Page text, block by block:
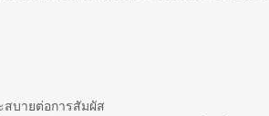
บายต่อการสัมผัส